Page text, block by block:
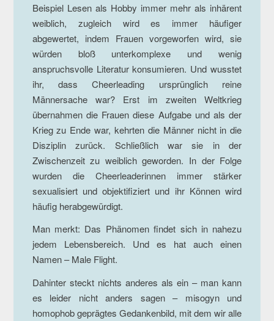
Beispiel Lesen als Hobby immer mehr als inhärent
weiblich, zugleich wird es immer häufiger
abgewertet, indem Frauen vorgeworfen wird, sie
würden bloß unterkomplexe und wenig
anspruchsvolle Literatur konsumieren. Und wusstet
ihr, dass Cheerleading ursprünglich reine
Männersache war? Erst im zweiten Weltkrieg
übernahmen die Frauen diese Aufgabe und als der
Krieg zu Ende war, kehrten die Männer nicht in die
Disziplin zurück. Schließlich war sie in der
Zwischenzeit zu weiblich geworden. In der Folge
wurden die Cheerleaderinnen immer stärker
sexualisiert und objektifiziert und ihr Können wird
häufig herabgewürdigt.
Man merkt: Das Phänomen findet sich in nahezu
jedem Lebensbereich. Und es hat auch einen
Namen – Male Flight.
Dahinter steckt nichts anderes als ein – man kann
es leider nicht anders sagen – misogyn und
homophob geprägtes Gedankenbild, mit dem wir alle